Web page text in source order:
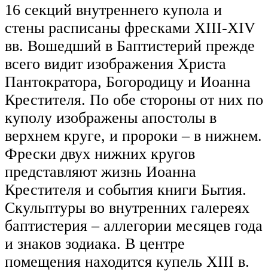
16 секций внутреннего купола и
стены расписаны фресками XIII-XIV
вв. Вошедший в Баптистерий прежде
всего видит изображения Христа
Пантократора, Богородицу и Иоанна
Крестителя. По обе стороны от них по
куполу изображены апостолы в
верхнем круге, и пророки – в нижнем.
Фрески двух нижних кругов
представляют жизнь Иоанна
Крестителя и события книги Бытия.
Скульптуры во внутренних галереях
баптистерия – аллегории месяцев года
и знаков зодиака. В центре
помещения находится купель XIII в.